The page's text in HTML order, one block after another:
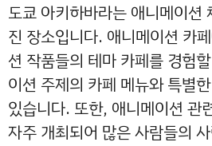
도쿄 아키하바라는 애니메이션
진 장소입니다. 애니메이션 카
션 작품들의 테마 카페를 경험
이션 주제의 카페 메뉴와 특별
있습니다. 또한, 애니메이션 관
자주 개최되어 많은 사람들의